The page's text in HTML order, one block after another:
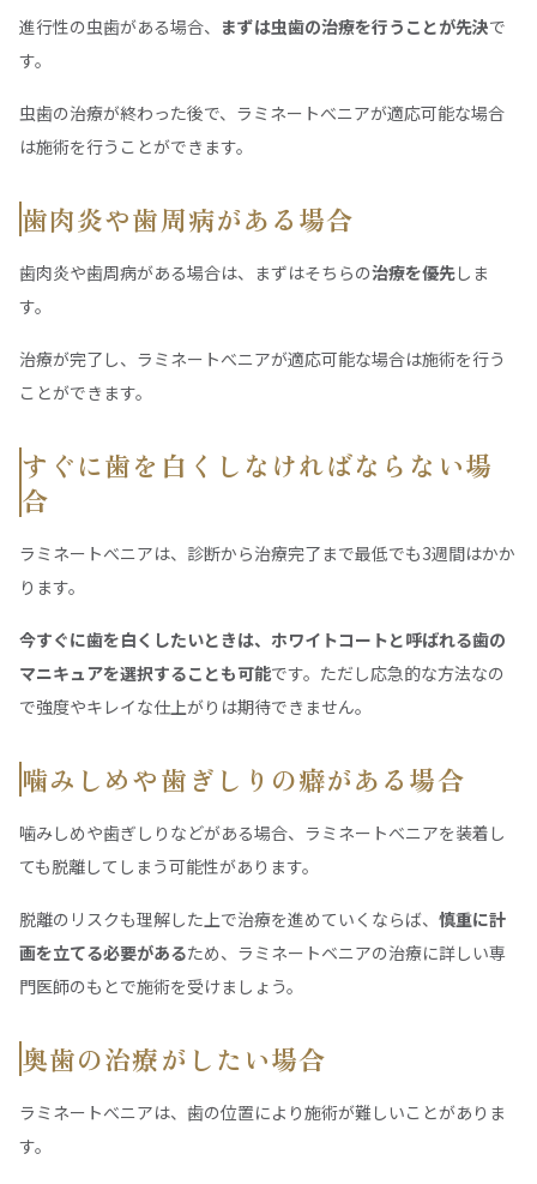
進行性の虫歯がある場合、 まずは虫歯の治療を行うことが先決で
す。
虫歯の治療が終わった後で、ラミネートべニアが適応可能な場合
は施術を行うことができます。
歯肉炎や歯周病がある場合
歯肉炎や歯周病がある場合は、まずはそちらの治療を優先しま
す。
治療が完了し、ラミネートべニアが適応可能な場合は施術を行う
ことができます。
すぐに歯を白くしなければならない場
合
ラミネートべニアは、診断から治療完了まで最低でも3週間はかか
ります。
今すぐに歯を白くしたいときは、ホワイトコートと呼ばれる歯の
マニキュアを選択することも可能です。ただし応急的な方法なの
で強度やキレイな仕上がりは期待できません。
噛みしめや歯ぎしりの癖がある場合
噛みしめや歯ぎしりなどがある場合、ラミネートべニアを装着し
ても脱離してしまう可能性があります。
脱離のリスクも理解した上で治療を進めていくならば、 慎重に計
画を立てる必要があるため、ラミネートベニアの治療に詳しい専
門医師のもとで施術を受けましょう。
奥歯の治療がしたい場合
ラミネートべニアは、歯の位置により施術が難しいことがありま
す。